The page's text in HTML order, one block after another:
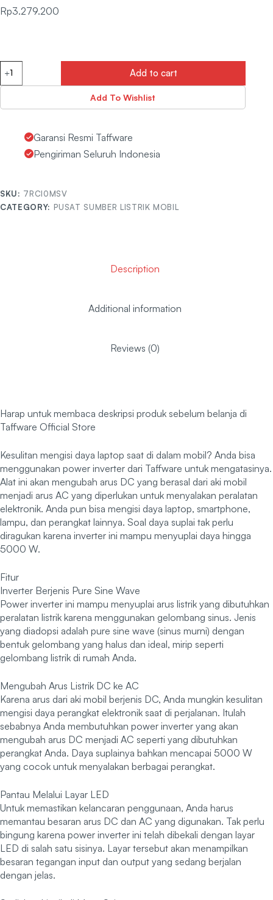
Rp3.279.200
Add to cart
Add To Wishlist
Garansi Resmi Taffware
Pengiriman Seluruh Indonesia
SKU: 7RCI0MSV
CATEGORY: PUSAT SUMBER LISTRIK MOBIL
Description
Additional information
Reviews (0)
Harap untuk membaca deskripsi produk sebelum belanja di
Taffware Official Store
Kesulitan mengisi daya laptop saat di dalam mobil? Anda bisa
menggunakan power inverter dari Taffware untuk mengatasinya.
Alat ini akan mengubah arus DC yang berasal dari aki mobil
menjadi arus AC yang diperlukan untuk menyalakan peralatan
elektronik. Anda pun bisa mengisi daya laptop, smartphone,
lampu, dan perangkat lainnya. Soal daya suplai tak perlu
diragukan karena inverter ini mampu menyuplai daya hingga
5000 W.
Fitur
Inverter Berjenis Pure Sine Wave
Power inverter ini mampu menyuplai arus listrik yang dibutuhkan
peralatan listrik karena menggunakan gelombang sinus. Jenis
yang diadopsi adalah pure sine wave (sinus murni) dengan
bentuk gelombang yang halus dan ideal, mirip seperti
gelombang listrik di rumah Anda.
Mengubah Arus Listrik DC ke AC
Karena arus dari aki mobil berjenis DC, Anda mungkin kesulitan
mengisi daya perangkat elektronik saat di perjalanan. Itulah
sebabnya Anda membutuhkan power inverter yang akan
mengubah arus DC menjadi AC seperti yang dibutuhkan
perangkat Anda. Daya suplainya bahkan mencapai 5000 W
yang cocok untuk menyalakan berbagai perangkat.
Pantau Melalui Layar LED
Untuk memastikan kelancaran penggunaan, Anda harus
memantau besaran arus DC dan AC yang digunakan. Tak perlu
bingung karena power inverter ini telah dibekali dengan layar
LED di salah satu sisinya. Layar tersebut akan menampilkan
besaran tegangan input dan output yang sedang berjalan
dengan jelas.